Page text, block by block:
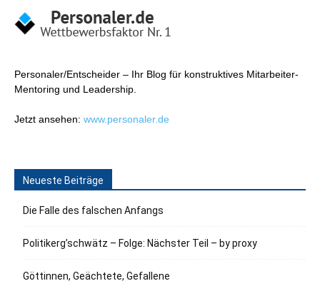
Personaler/Entscheider – Ihr Blog für konstruktives Mitarbeiter-
Mentoring und Leadership.
Jetzt ansehen: www.personaler.de
Neueste Beiträge
Die Falle des falschen Anfangs
Politikerg’schwätz – Folge: Nächster Teil – by proxy
Göttinnen, Geächtete, Gefallene